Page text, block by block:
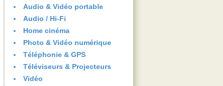
Audio & Vidéo portable
Audio / Hi-Fi
Home cinéma
Photo & Vidéo numérique
Téléphonie & GPS
Téléviseurs & Projecteurs
Vidéo